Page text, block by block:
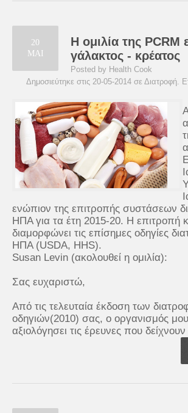
20
ΜΑΙ
Η ομιλία της PCRM
γάλακτος - κρέατος
Posted by Health Cook
Δημοσιεύτηκε στις 20-05-2014 σε Διατροφή.
ενώπιον της επιτροπής συστάσεων
ΗΠΑ για τα έτη 2015-20. Η επιτροπή
διαμορφώνει τις επίσημες οδηγίες
ΗΠΑ (USDA, HHS).
Susan Levin (ακολουθεί η ομιλία):
Σας ευχαριστώ,
Από τις τελευταία έκδοση των
οδηγιών(2010) σας, ο οργανισμός μου
αξιολόγησει τις έρευνες που δείχνουν